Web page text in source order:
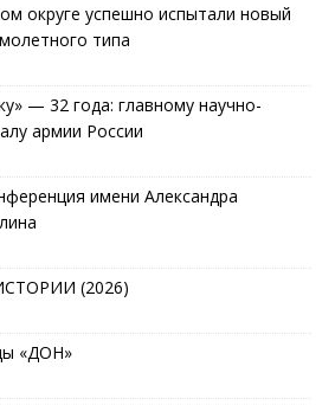
округе успешно испытали новый
типа
— 32 года: главному научно-
армии России
имени Александра
(2026)
«ДОН»